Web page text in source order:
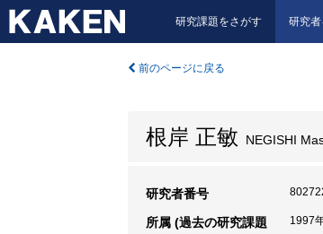
研究課題をさがす 研究
前のページに戻る
根岸 正敏 NEGISHI
研究者番号
所属 (過去の研究課題
1997